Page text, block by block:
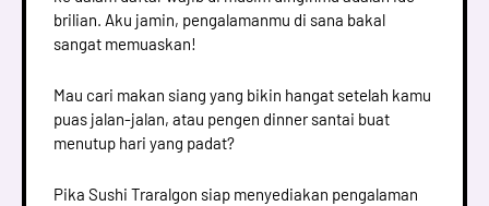
brilian. Aku jamin, pengalamanmu di sana bakal
sangat memuaskan!
Mau cari makan siang yang bikin hangat setelah kamu
puas jalan-jalan, atau pengen dinner santai buat
menutup hari yang padat?
Pika Sushi Traralgon siap menyediakan pengalaman